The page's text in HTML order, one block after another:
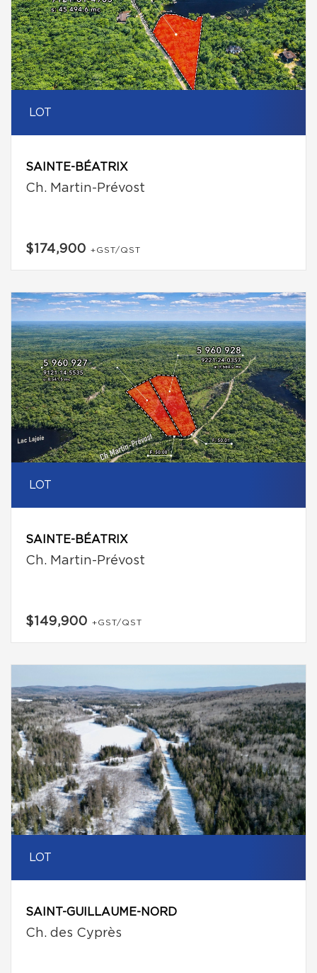
LOT
SAINTE-BÉATRIX
Ch. Martin-Prévost
$174,900 +GST/QST
LOT
SAINTE-BÉATRIX
Ch. Martin-Prévost
$149,900 +GST/QST
LOT
SAINT-GUILLAUME-NORD
Ch. des Cyprès